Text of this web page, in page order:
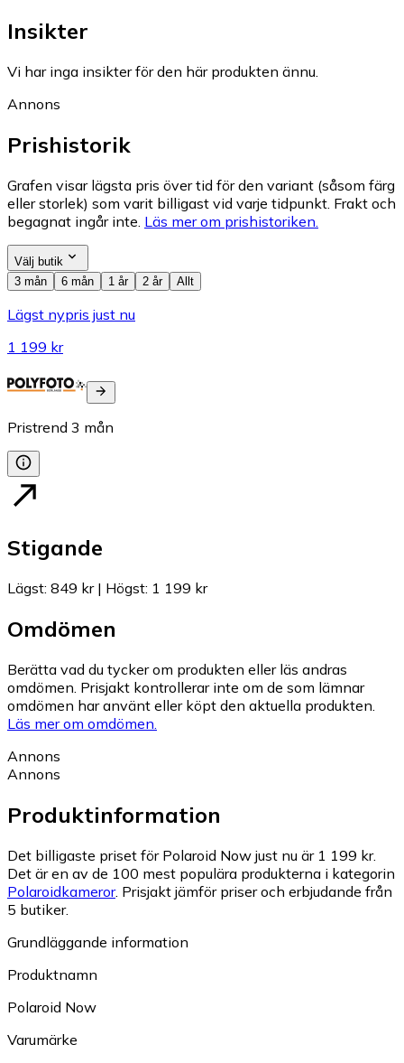
Insikter
Vi har inga insikter för den här produkten ännu.
Annons
Prishistorik
Grafen visar lägsta pris över tid för den variant (såsom färg
eller storlek) som varit billigast vid varje tidpunkt. Frakt och
begagnat ingår inte. Läs mer om prishistoriken.
Välj butik
3 mån
6 mån 1 år 2 år Allt
Lägst nypris just nu
1 199 kr
Pristrend 3 mån
Stigande
Lägst: 849 kr| Högst: 1 199 kr
Omdömen
Berätta vad du tycker om produkten eller läs andras
omdömen. Prisjakt kontrollerar inte om de som lämnar
omdömen har använt eller köpt den aktuella produkten.
Läs mer om omdömen.
Annons
Annons
Produktinformation
Det billigaste priset för Polaroid Now just nu är 1 199 kr.
Det är en av de 100 mest populära produkterna i kategorin
Polaroidkameror. Prisjakt jämför priser och erbjudande från
5 butiker.
Grundläggande information
Produktnamn
Polaroid Now
Varumärke